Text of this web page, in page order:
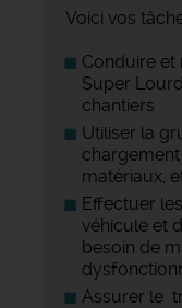
Voici vos
Conduire
Super
chantiers
Utiliser la
matériaux,
Effectuer
véhicule et
besoin de
Assurer le